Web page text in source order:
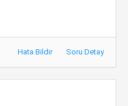
Hata Bildir Soru Detay